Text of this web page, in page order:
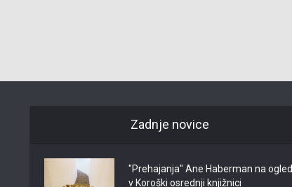
Zadnje novice
"Prehajanja" Ane Haberman na ogled
v Koroški osrednji knjižnici